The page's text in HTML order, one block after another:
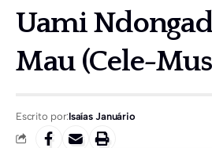
Uami
Mau (Cele-
Escrito por:Isaías Januário